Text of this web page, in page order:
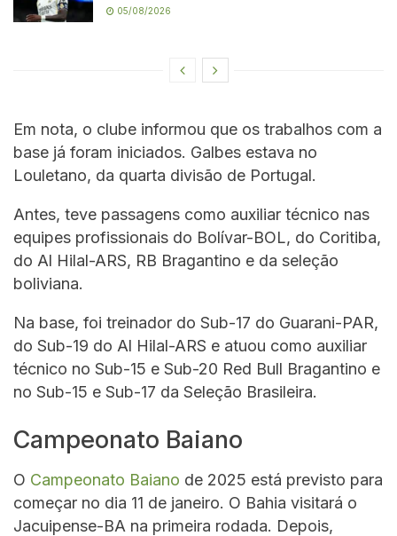
05/08/2026
Em nota, o clube informou que os trabalhos com a
base já foram iniciados. Galbes estava no
Louletano, da quarta divisão de Portugal.
Antes, teve passagens como auxiliar técnico nas
equipes profissionais do Bolívar-BOL, do Coritiba,
do Al Hilal-ARS, RB Bragantino e da seleção
boliviana.
Na base, foi treinador do Sub-17 do Guarani-PAR,
do Sub-19 do Al Hilal-ARS e atuou como auxiliar
técnico no Sub-15 e Sub-20 Red Bull Bragantino e
no Sub-15 e Sub-17 da Seleção Brasileira.
Campeonato Baiano
O Campeonato Baiano de 2025 está previsto para
começar no dia 11 de janeiro. O Bahia visitará o
Jacuipense-BA na primeira rodada. Depois,